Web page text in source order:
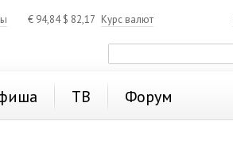
€ 94,84$ 82,17 Курс валют
ТВ Форум